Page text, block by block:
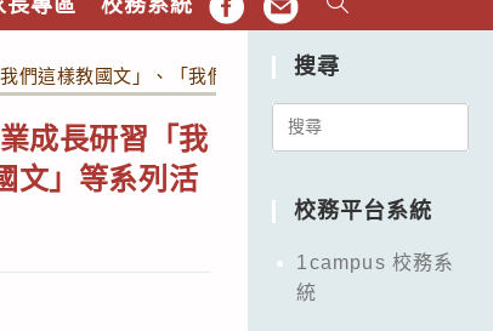
FB EMAIL
們這樣教國文」、「我們這樣設計國文課」、「我 們這
成長研習「我
文」等系列活
搜尋
Search
校務平台系統
1campus 校務系
統